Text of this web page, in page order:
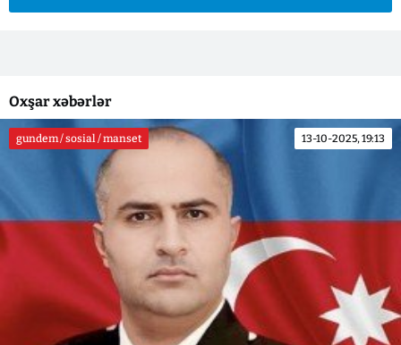
Oxşar xəbərlər
gundem / sosial / manset 13-10-2025, 19:13